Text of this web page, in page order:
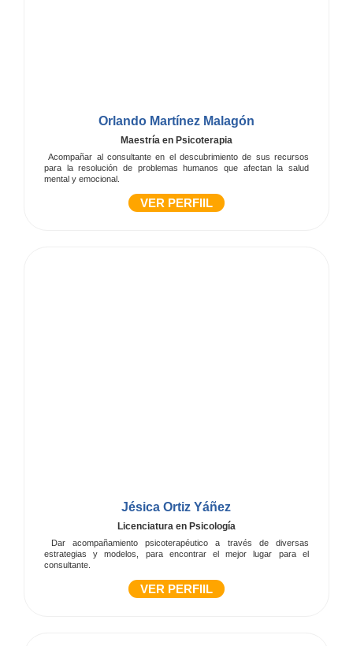
Orlando Martínez Malagón
Maestría en Psicoterapia
Acompañar al consultante en el descubrimiento de sus recursos
para la resolución de problemas humanos que afectan la salud
mental y emocional.
VER PERFIIL
Jésica Ortiz Yáñez
Licenciatura en Psicología
Dar acompañamiento psicoterapéutico a través de diversas
estrategias y modelos, para encontrar el mejor lugar para el
consultante.
VER PERFIIL